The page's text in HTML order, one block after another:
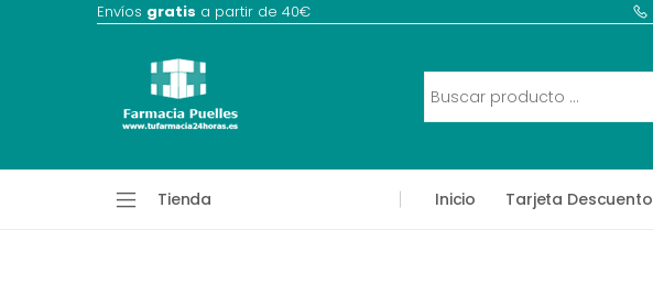
Envíos gratis a partir de 40€
Tienda Inicio Tarjeta Descuento